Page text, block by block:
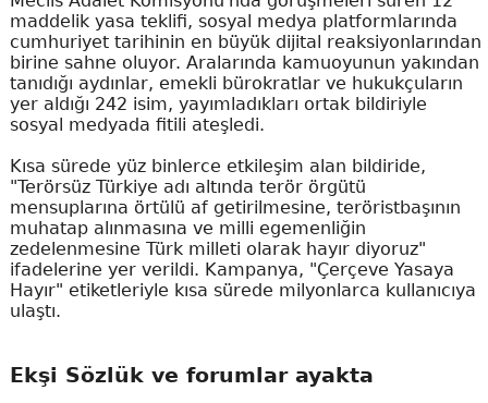
maddelik yasa teklifi, sosyal medya platformlarında
cumhuriyet tarihinin en büyük dijital reaksiyonlarından
birine sahne oluyor. Aralarında kamuoyunun yakından
tanıdığı aydınlar, emekli bürokratlar ve hukukçuların
yer aldığı 242 isim, yayımladıkları ortak bildiriyle
sosyal medyada fitili ateşledi.
Kısa sürede yüz binlerce etkileşim alan bildiride,
"Terörsüz Türkiye adı altında terör örgütü
mensuplarına örtülü af getirilmesine, teröristbaşının
muhatap alınmasına ve milli egemenliğin
zedelenmesine Türk milleti olarak hayır diyoruz"
ifadelerine yer verildi. Kampanya, "Çerçeve Yasaya
Hayır" etiketleriyle kısa sürede milyonlarca kullanıcıya
ulaştı.
Ekşi Sözlük ve forumlar ayakta